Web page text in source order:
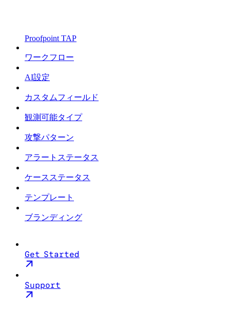
Proofpoint TAP
ワークフロー
AI設定
カスタムフィールド
観測可能タイプ
攻撃パターン
アラートステータス
ケースステータス
テンプレート
ブランディング
Get Started
Support